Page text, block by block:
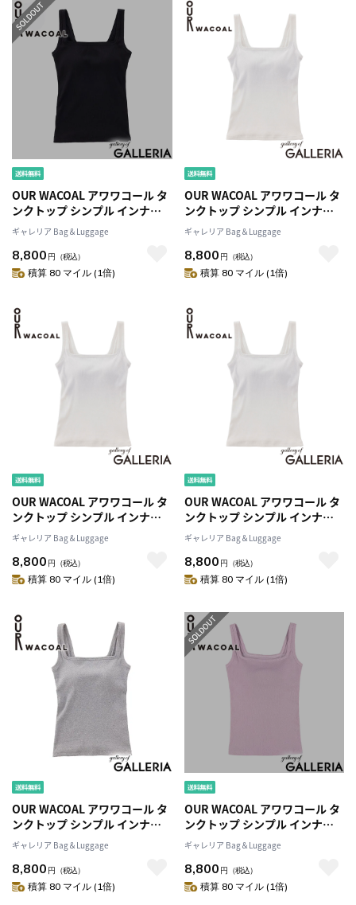
OUR WACOAL アワワコール タ
ンクトップ シンプル インナー
ウェア Sサイズ Mサイズ M＋サ
イズ Lサイズ L＋サイズ カップ
インウェア トップス カップ付
きタンクトップ ブラトップ コ
ギャレリア Bag＆Luggage
8,800 円 （税込）
積算 80 マイル (1倍)
OUR WACOAL アワワコール タ
ンクトップ シンプル インナー
ウェア Sサイズ Mサイズ M＋サ
イズ Lサイズ L＋サイズ カップ
インウェア トップス カップ付
きタンクトップ ブラトップ コ
ギャレリア Bag＆Luggage
8,800 円 （税込）
積算 80 マイル (1倍)
OUR WACOAL アワワコール タ
ンクトップ シンプル インナー
ウェア Sサイズ Mサイズ M＋サ
イズ Lサイズ L＋サイズ カップ
インウェア トップス カップ付
きタンクトップ ブラトップ コ
ギャレリア Bag＆Luggage
8,800 円 （税込）
積算 80 マイル (1倍)
OUR WACOAL アワワコール タ
ンクトップ シンプル インナー
ウェア Sサイズ Mサイズ M＋サ
イズ Lサイズ L＋サイズ カップ
インウェア トップス カップ付
きタンクトップ ブラトップ コ
ギャレリア Bag＆Luggage
8,800 円 （税込）
積算 80 マイル (1倍)
OUR WACOAL アワワコール タ
ンクトップ シンプル インナー
ウェア Sサイズ Mサイズ M＋サ
イズ Lサイズ L＋サイズ カップ
インウェア トップス カップ付
きタンクトップ ブラトップ コ
ギャレリア Bag＆Luggage
8,800 円 （税込）
積算 80 マイル (1倍)
OUR WACOAL アワワコール タ
ンクトップ シンプル インナー
ウェア Sサイズ Mサイズ M＋サ
イズ Lサイズ L＋サイズ カップ
インウェア トップス カップ付
きタンクトップ ブラトップ コ
ギャレリア Bag＆Luggage
8,800 円 （税込）
積算 80 マイル (1倍)